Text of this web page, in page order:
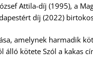
Attila-díj (1995), a
díj (2022)
amelynek harmadik
álló kötete Szól a kakas